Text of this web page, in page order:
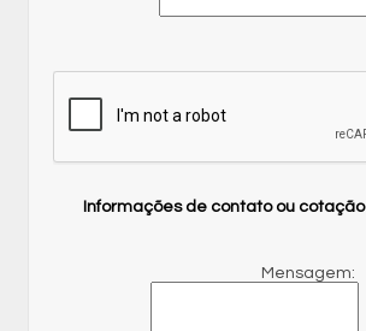
Informações de contato ou cotação
Mensagem: